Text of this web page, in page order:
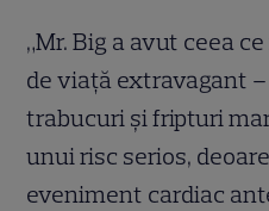
„Mr. Big a avut ceea
de viață extravagant
trabucuri și fripturi
unui risc serios,
eveniment cardiac